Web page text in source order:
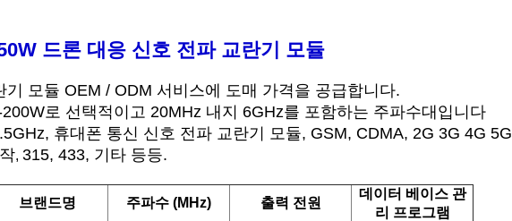
드론 대응 신호 전파 교란기 모듈
모듈 OEM / ODM 서비스에 도매 가격을 공급합니다.
로 선택적이고 20MHz 내지 6GHz를 포함하는 주파수대입니다
휴대폰 통신 신호 전파 교란기 모듈, GSM, CDMA, 2G 3G 4G 5G
, 315, 433, 기타 등등.
브랜드명 주파수 (MHz) 출력 전원
데이터 베이스 관
리 프로그램